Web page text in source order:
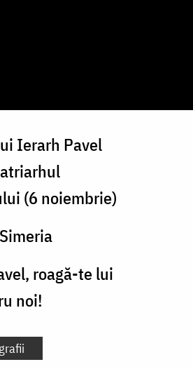
Ierarh Pavel
(6 noiembrie)
roagă-te lui
noi!